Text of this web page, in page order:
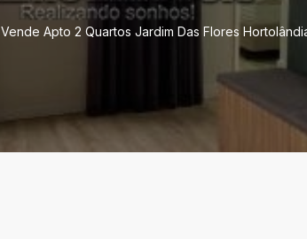
Vende Apto 2 Quartos Jardim Das Flores